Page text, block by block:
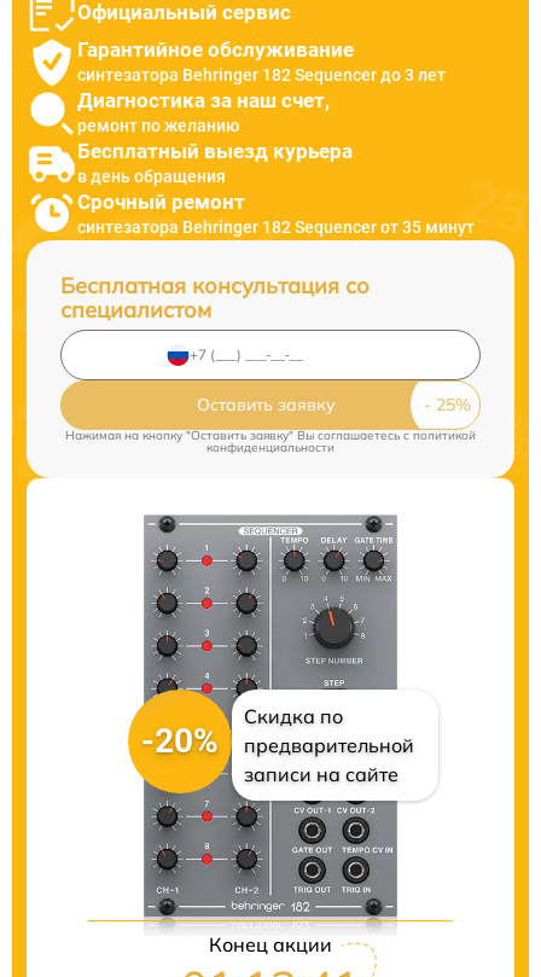
Официальный сервис
Гарантийное обслуживание
синтезатора Behringer 182 Sequencer до 3 лет
Диагностика за наш счет,
ремонт по желанию
Бесплатный выезд курьера
в день обращения
Срочный ремонт
синтезатора Behringer 182 Sequencer от 35 минут
Бесплатная консультация со
специалистом
Оставить заявку
Нажимая на кнопку "Оставить заявку" Вы соглашаетесь cполитикой
конфиденциальности
-20%
Скидка по
предварительной
записи на сайте
Цены на ремонт
Конец акции